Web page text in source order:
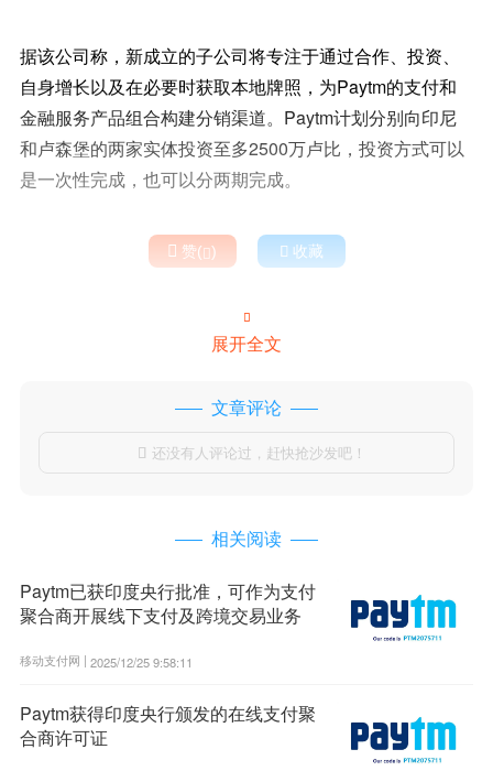
据该公司称，新成立的子公司将专注于通过合作、投资、
自身增长以及在必要时获取本地牌照，为Paytm的支付和
金融服务产品组合构建分销渠道。Paytm计划分别向印尼
和卢森堡的两家实体投资至多2500万卢比，投资方式可以
是一次性完成，也可以分两期完成。
 赞()  收藏

展开全文
文章评论
 还没有人评论过，赶快抢沙发吧！
相关阅读
Paytm已获印度央行批准，可作为支付
聚合商开展线下支付及跨境交易业务
移动支付网 | 2025/12/25 9:58:11
Paytm获得印度央行颁发的在线支付聚
合商许可证